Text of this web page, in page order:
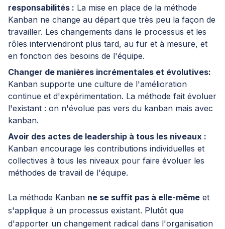
responsabilités : La mise en place de la méthode
Kanban ne change au départ que très peu la façon de
travailler. Les changements dans le processus et les
rôles interviendront plus tard, au fur et à mesure, et
en fonction des besoins de l'équipe.
Changer de manières incrémentales et évolutives:
Kanban supporte une culture de l'amélioration
continue et d'expérimentation. La méthode fait évoluer
l'existant : on n'évolue pas vers du kanban mais avec
kanban.
Avoir des actes de leadership à tous les niveaux :
Kanban encourage les contributions individuelles et
collectives à tous les niveaux pour faire évoluer les
méthodes de travail de l'équipe.
La méthode Kanban ne se suffit pas à elle-même et
s'applique à un processus existant. Plutôt que
d'apporter un changement radical dans l'organisation